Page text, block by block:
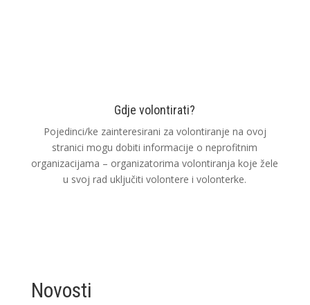
Gdje volontirati?
Pojedinci/ke zainteresirani za volontiranje na ovoj
stranici mogu dobiti informacije o neprofitnim
organizacijama – organizatorima volontiranja koje žele
u svoj rad uključiti volontere i volonterke.
Novosti